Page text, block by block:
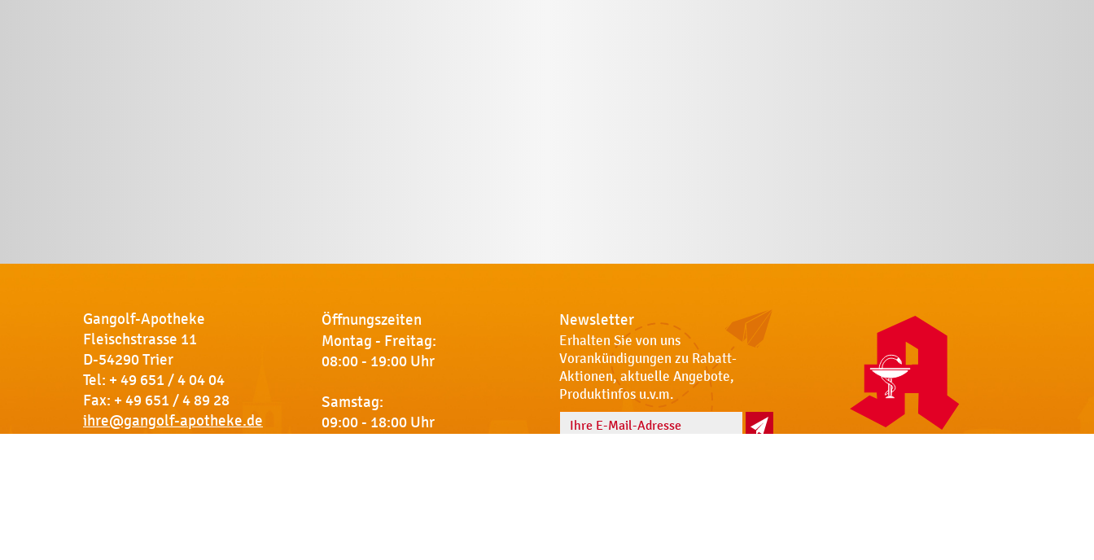
Gangolf-Apotheke
Fleischstrasse 11
D-54290 Trier
Tel: + 49 651 / 4 04 04
Fax: + 49 651 / 4 89 28
ihre@gangolf-apotheke.de
Öffnungszeiten
Montag - Freitag:
08:00 - 19:00 Uhr
Samstag:
09:00 - 18:00 Uhr
Newsletter
Erhalten Sie von uns
Vorankündigungen zu Rabatt-
Aktionen, aktuelle Angebote,
Produktinfos u.v.m.
Name